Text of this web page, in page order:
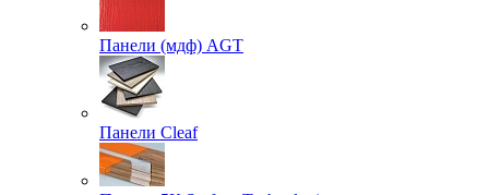
Панели (мдф) AGT
Панели Cleaf